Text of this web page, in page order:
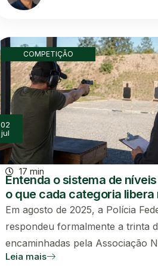
COMPETIÇÃO
02
jul
17 min
Entenda o sistema de
o que cada categoria libera
Em agosto de 2025, a Polícia
respondeu formalmente a trinta
encaminhadas pela Associação
Leia mais